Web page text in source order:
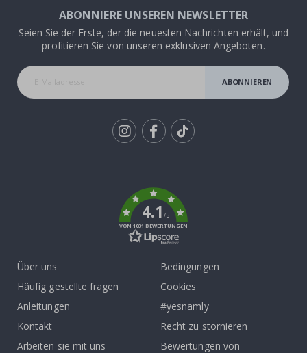
ABONNIERE UNSEREN NEWSLETTER
Seien Sie der Erste, der die neuesten Nachrichten erhält, und
profitieren Sie von unseren exklusiven Angeboten.
ABONNIEREN
4.1/5
VON 1031 BEWERTUNGEN
Über uns
Häufig gestellte fragen
Anleitungen
Kontakt
Arbeiten sie mit uns
Bedingungen
Cookies
#yesnamly
Recht zu stornieren
Bewertungen von